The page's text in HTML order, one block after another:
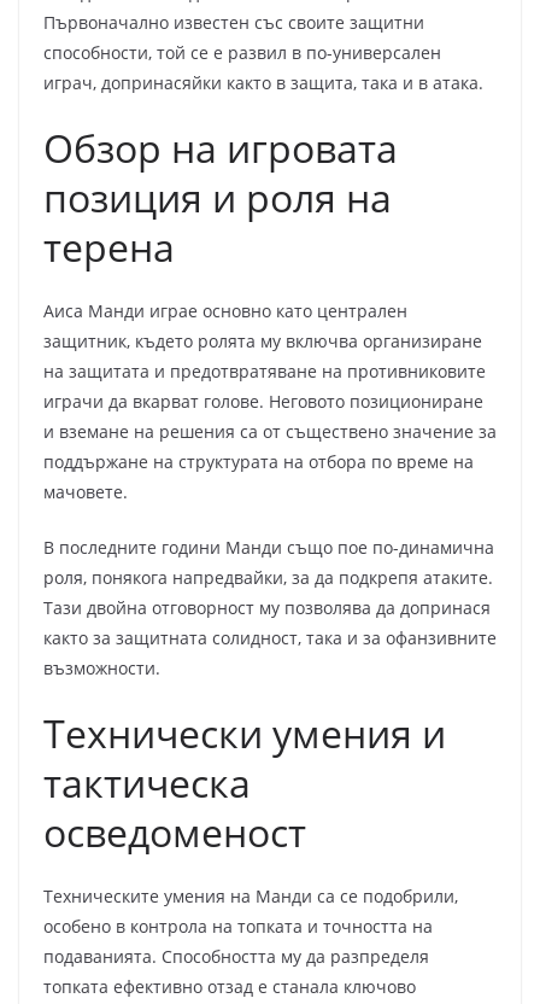
Първоначално известен със своите защитни
способности, той се е развил в по-универсален
играч, допринасяйки както в защита, така и в атака.
Обзор на игровата
позиция и роля на
терена
Аиса Манди играе основно като централен
защитник, където ролята му включва организиране
на защитата и предотвратяване на противниковите
играчи да вкарват голове. Неговото позициониране
и вземане на решения са от съществено значение за
поддържане на структурата на отбора по време на
мачовете.
В последните години Манди също пое по-динамична
роля, понякога напредвайки, за да подкрепя атаките.
Тази двойна отговорност му позволява да допринася
както за защитната солидност, така и за офанзивните
възможности.
Технически умения и
тактическа
осведоменост
Техническите умения на Манди са се подобрили,
особено в контрола на топката и точността на
подаванията. Способността му да разпределя
топката ефективно отзад е станала ключово